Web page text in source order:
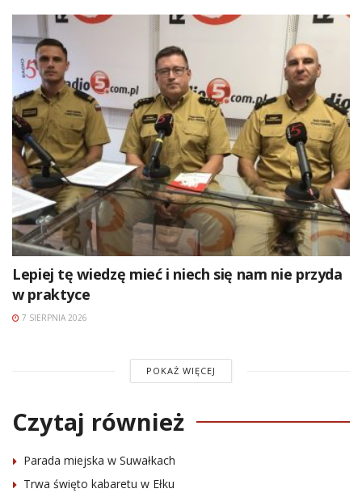
Lepiej tę wiedzę mieć i niech się nam nie przyda
w praktyce
7 SIERPNIA 2026
POKAŻ WIĘCEJ
Czytaj również
Parada miejska w Suwałkach
Trwa święto kabaretu w Ełku